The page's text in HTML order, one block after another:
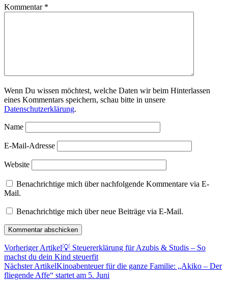
Kommentar *
Wenn Du wissen möchtest, welche Daten wir beim Hinterlassen
eines Kommentars speichern, schau bitte in unsere
Datenschutzerklärung.
Name
E-Mail-Adresse
Website
Benachrichtige mich über nachfolgende Kommentare via E-
Mail.
Benachrichtige mich über neue Beiträge via E-Mail.
Vorheriger Artikel💡 Steuererklärung für Azubis & Studis – So
machst du dein Kind steuerfit
Nächster ArtikelKinoabenteuer für die ganze Familie: „Akiko – Der
fliegende Affe“ startet am 5. Juni